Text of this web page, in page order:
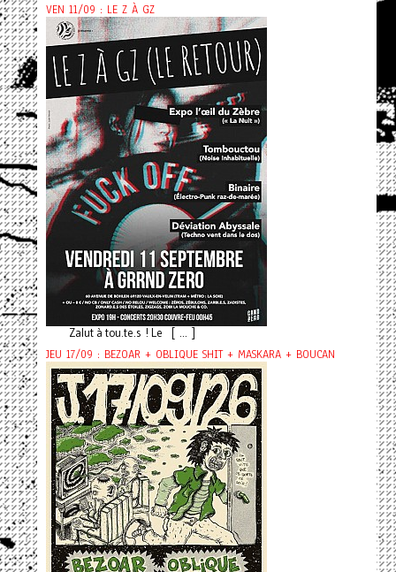
VEN 11/09 : LE Z À GZ
Zalut à tou.te.s ! Le [ ... ]
JEU 17/09 : BEZOAR + OBLIQUE SHIT + MASKARA + BOUCAN